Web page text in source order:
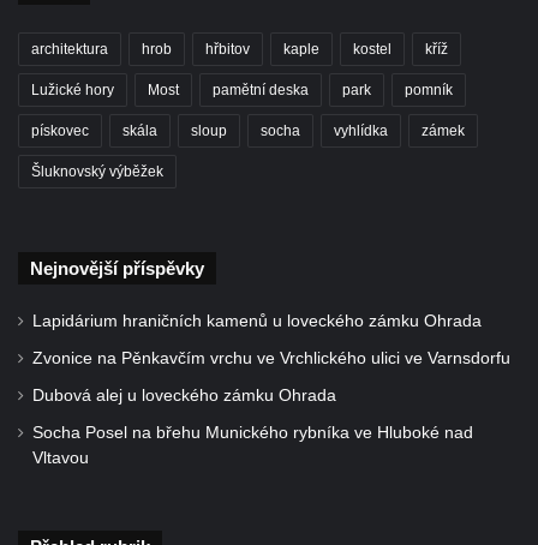
ZOO Dresden
Socha světce severně od Lužce nad
Hrobčicích
Sochy „Klaun a dívenka“ v parku v centru
Hrobčic
Socha svatého Antonína poustevníka v
Mirošovicích
architektura hrob hřbitov kaple kostel kříž
Lužické hory Most pamětní deska park pomník
pískovec skála sloup socha vyhlídka zámek
Šluknovský výběžek
Nejnovější příspěvky
Lapidárium hraničních kamenů u loveckého zámku Ohrada
Zvonice na Pěnkavčím vrchu ve Vrchlického ulici ve Varnsdorfu
Dubová alej u loveckého zámku Ohrada
Socha Posel na břehu Munického rybníka ve Hluboké nad
Vltavou